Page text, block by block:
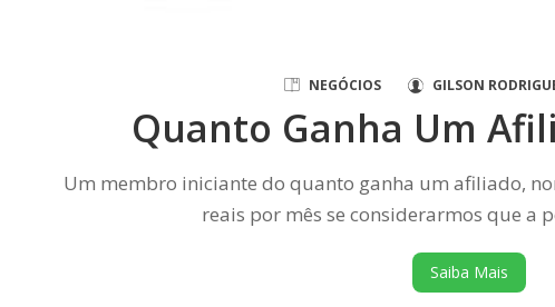
NEGÓCIOS GILSON
Quanto Ganha Um
Um membro iniciante do quanto ganha um afiliado,
reais por mês se considerarmos que a
Saiba Mais